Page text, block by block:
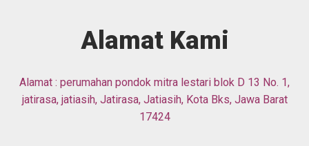
Alamat Kami
Alamat : perumahan pondok mitra lestari blok D 13 No. 1,
jatirasa, jatiasih, Jatirasa, Jatiasih, Kota Bks, Jawa Barat
17424